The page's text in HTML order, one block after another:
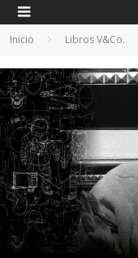
Inicio Libros V&Co.